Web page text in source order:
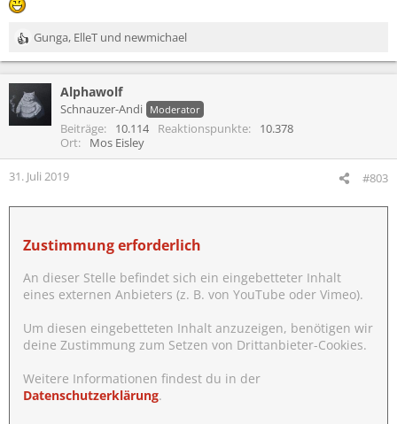
R
e
t
i
n
e
:
Gunga, ElleT und newmichael
Alphawolf
Schnauzer-Andi Moderator
Beiträge 10.114 Reaktionspunkte
10.378
Ort
Mos Eisley
31. Juli 2019 #803
Zustimmung erforderlich
An dieser Stelle befindet sich ein eingebetteter Inhalt
eines externen Anbieters (z. B. von YouTube oder Vimeo).
Um diesen eingebetteten Inhalt anzuzeigen, benötigen wir
deine Zustimmung zum Setzen von Drittanbieter-Cookies.
Weitere Informationen findest du in der
Datenschutzerklärung.